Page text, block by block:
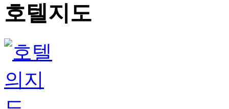
호텔지도